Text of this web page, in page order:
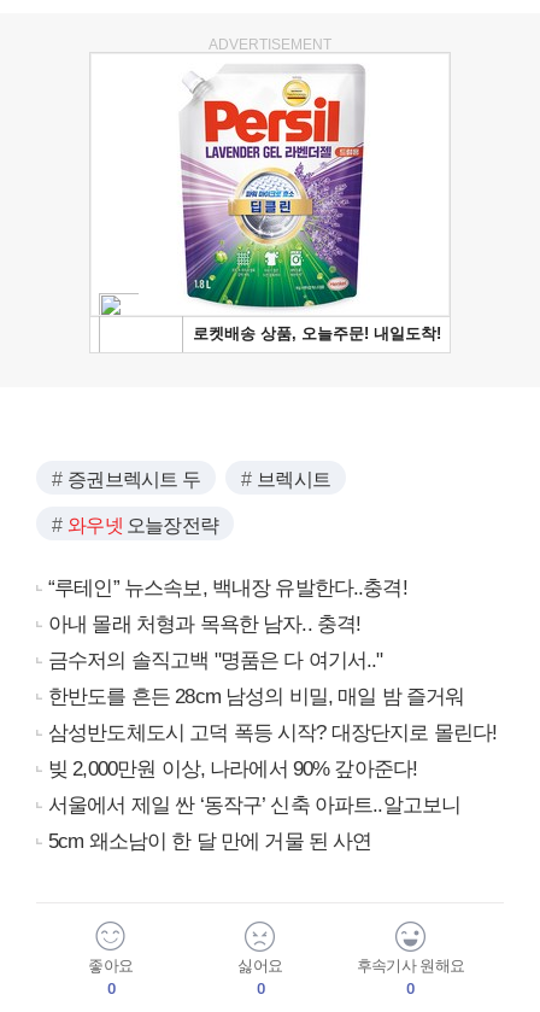
ADVERTISEMENT
증권브렉시트 두 브렉시트
와우넷 오늘장전략
“루테인” 뉴스속보, 백내장 유발한다..충격!
아내 몰래 처형과 목욕한 남자.. 충격!
금수저의 솔직고백 "명품은 다 여기서.."
한반도를 흔든 28cm 남성의 비밀, 매일 밤 즐거워
삼성반도체도시 고덕 폭등 시작? 대장단지로 몰린다!
빚 2,000만원 이상, 나라에서 90% 갚아준다!
서울에서 제일 싼 ‘동작구’ 신축 아파트..알고보니
5cm 왜소남이 한 달 만에 거물 된 사연
좋아요
0
싫어요
0
후속기사 원해요
0